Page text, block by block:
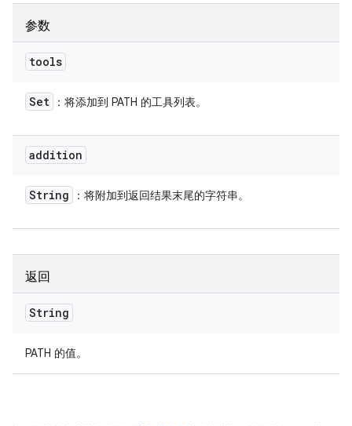
参数
tools
Set ：将添加到 PATH 的工具列表。
addition
String ：将附加到返回结果末尾的字符串。
返回
String
PATH 的值。